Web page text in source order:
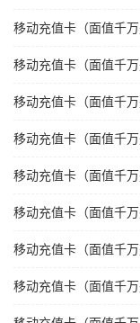
移动充值卡（面值千
移动充值卡（面值千
移动充值卡（面值千
移动充值卡（面值千
移动充值卡（面值千
移动充值卡（面值千
移动充值卡（面值千
移动充值卡（面值千